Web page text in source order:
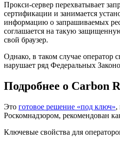
Прокси-сервер перехватывает
сертификации и занимается
информацию о запрашиваемых
соглашается на такую
свой браузер.
Однако, в таком случае оператор
нарушает ряд Федеральных
Подробнее о Carbon
Это готовое решение «под ключ»,
Роскомнадзором, рекомендован
Ключевые свойства для